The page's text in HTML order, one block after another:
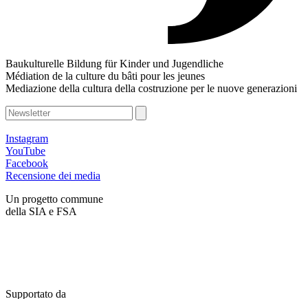
Baukulturelle Bildung für Kinder und Jugendliche
Médiation de la culture du bâti pour les jeunes
Mediazione della cultura della costruzione per le nuove generazioni
Instagram
YouTube
Facebook
Recensione dei media
Un progetto commune
della SIA e FSA
Supportato da